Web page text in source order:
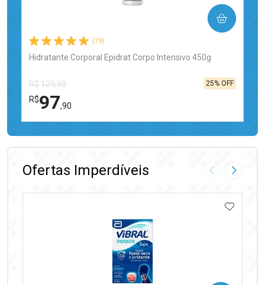
(79)
Hidratante Corporal Epidrat Corpo Intensivo 450g
R$ 129,90
R$97,90
25% OFF
COMPRAR
FECHAR
FECHAR
Ofertas Imperdíveis Imagem